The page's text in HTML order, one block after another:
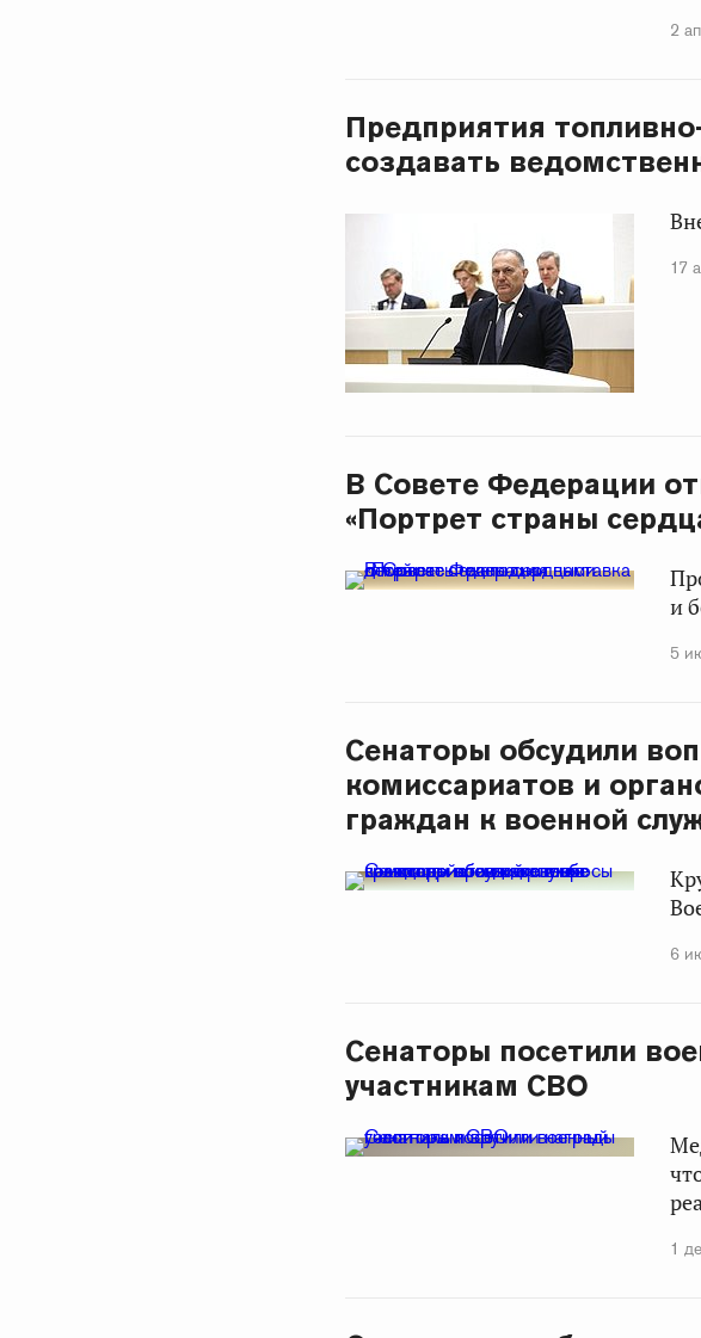
2
Предприятия
создавать
17
В Совете Федерации
«Портрет страны
и
5
Сенаторы обсудили
комиссариатов и
граждан к военной
6
Сенаторы посетили
участникам СВО
1